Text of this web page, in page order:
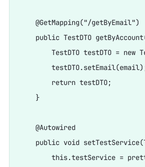
@GetMapping("/getByEmail")
public TestDTO
TestDTO testDTO = new
return testDTO;
}
@Autowired
public void
this.testService =